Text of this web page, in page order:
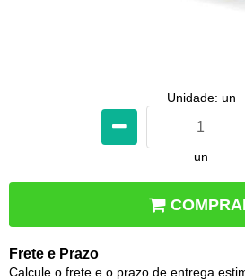
Unidade: un
un
Frete e Prazo
Calcule o frete e o prazo de entrega